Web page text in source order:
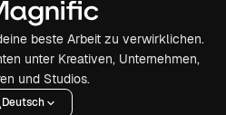
beste Arbeit zu verwirklichen.
unter Kreativen, Unternehmen,
und Studios.
Deutsch